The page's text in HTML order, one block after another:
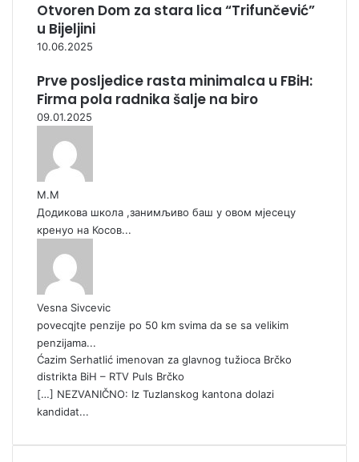
Otvoren Dom za stara lica “Trifunčević”
u Bijeljini
10.06.2025
Prve posljedice rasta minimalca u FBiH:
Firma pola radnika šalje na biro
09.01.2025
М.М
Додикова школа ,занимљиво баш у овом мјесецу
кренуо на Косов...
Vesna Sivcevic
povecqjte penzije po 50 km svima da se sa velikim
penzijama...
Ćazim Serhatlić imenovan za glavnog tužioca Brčko
distrikta BiH – RTV Puls Brčko
[…] NEZVANIČNO: Iz Tuzlanskog kantona dolazi
kandidat...